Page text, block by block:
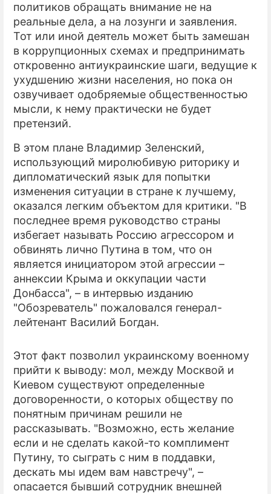
О ПРОЕКТЕ
политиков обращать внимание не на
реальные дела, а на лозунги и заявления.
Тот или иной деятель может быть замешан
в коррупционных схемах и предпринимать
откровенно антиукраинские шаги, ведущие к
ухудшению жизни населения, но пока он
озвучивает одобряемые общественностью
мысли, к нему практически не будет
претензий.
В этом плане Владимир Зеленский,
использующий миролюбивую риторику и
дипломатический язык для попытки
изменения ситуации в стране к лучшему,
оказался легким объектом для критики. "В
последнее время руководство страны
избегает называть Россию агрессором и
обвинять лично Путина в том, что он
является инициатором этой агрессии –
аннексии Крыма и оккупации части
Донбасса", – в интервью изданию
"Обозреватель" пожаловался генерал-
лейтенант Василий Богдан.
Этот факт позволил украинскому военному
прийти к выводу: мол, между Москвой и
Киевом существуют определенные
договоренности, о которых обществу по
понятным причинам решили не
рассказывать. "Возможно, есть желание
если и не сделать какой-то комплимент
Путину, то сыграть с ним в поддавки,
дескать мы идем вам навстречу", –
опасается бывший сотрудник внешней